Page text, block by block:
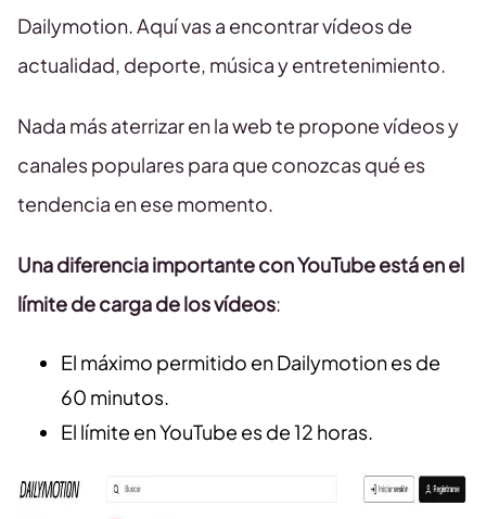
Dailymotion. Aquí vas a encontrar vídeos de
actualidad, deporte, música y entretenimiento.
Nada más aterrizar en la web te propone vídeos y
canales populares para que conozcas qué es
tendencia en ese momento.
Una diferencia importante con YouTube está en el
límite de carga de los vídeos:
El máximo permitido en Dailymotion es de
60 minutos.
El límite en YouTube es de 12 horas.